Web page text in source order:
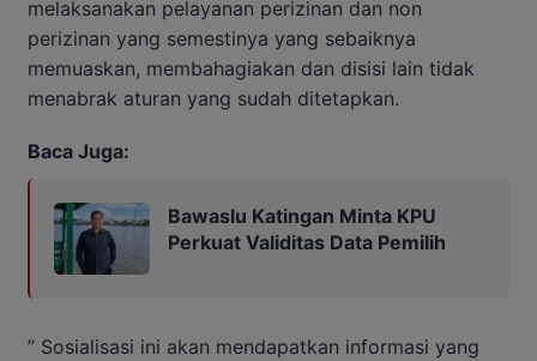
melaksanakan pelayanan perizinan dan non
perizinan yang semestinya yang sebaiknya
memuaskan, membahagiakan dan disisi lain tidak
menabrak aturan yang sudah ditetapkan.
Baca Juga:
Bawaslu Katingan Minta KPU
Perkuat Validitas Data Pemilih
” Sosialisasi ini akan mendapatkan informasi yang